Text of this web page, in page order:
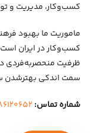
کسب‌وکار، مدیریت و
ماموریت ما بهبود
کسب‌وکار در ایران
ظرفیت منحصربه‌فردی
سمت اندکی
شماره تماس: